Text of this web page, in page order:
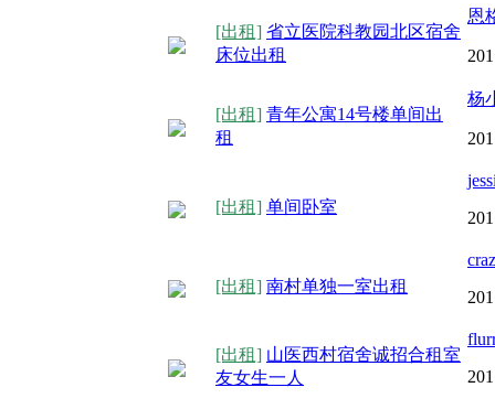
[出租] 省立医院科教园北区宿舍
床位出租
恩
[出租] 青年公寓14号楼单间出
租
杨
[出租] 单间卧室
[出租] 南村单独一室出租
[出租] 山医西村宿舍诚招合租室
友女生一人